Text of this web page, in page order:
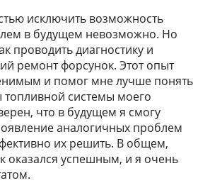
исключить возможность
в будущем невозможно. Но
проводить диагностику и
ремонт форсунок. Этот опыт
и помог мне лучше понять
системы моего
что в будущем я смогу
аналогичных проблем
их решить. В общем,
оказался успешным, и я очень